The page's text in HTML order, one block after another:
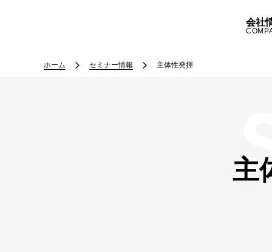
会社
ホーム セミナー情報 主体性発揮
主